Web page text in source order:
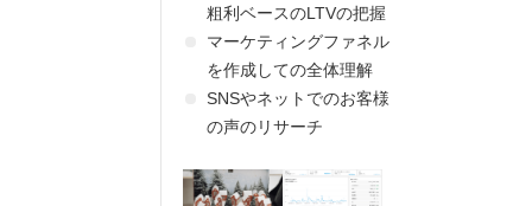
粗利ベースのLTVの把握
マーケティングファネル
を作成しての全体理解
SNSやネットでのお客様
の声のリサーチ